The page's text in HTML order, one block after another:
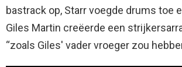
bastrack op, Starr voegde drums toe
Giles Martin creëerde een
“zoals Giles' vader vroeger zou